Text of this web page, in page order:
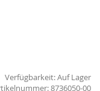
Verfügbarkeit:Auf Lager
8736050-00